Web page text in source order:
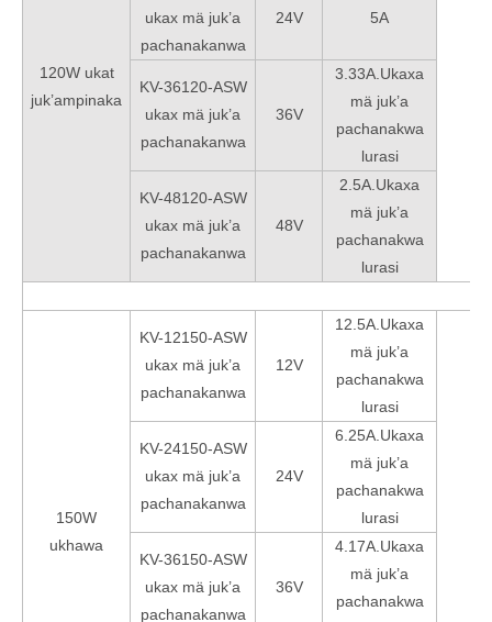
120W ukat
juk’ampinaka
ukax mä juk’a
pachanakanwa
24V 5A
KV-36120-ASW
ukax mä juk’a
pachanakanwa
36V
3.33A.Ukaxa
mä juk’a
pachanakwa
lurasi
KV-48120-ASW
ukax mä juk’a
pachanakanwa
48V
2.5A.Ukaxa
mä juk’a
pachanakwa
lurasi
150W
ukhawa
KV-12150-ASW
ukax mä juk’a
pachanakanwa
12V
12.5A.Ukaxa
mä juk’a
pachanakwa
lurasi
KV-24150-ASW
ukax mä juk’a
pachanakanwa
24V
6.25A.Ukaxa
mä juk’a
pachanakwa
lurasi
KV-36150-ASW
ukax mä juk’a
pachanakanwa
36V
4.17A.Ukaxa
mä juk’a
pachanakwa